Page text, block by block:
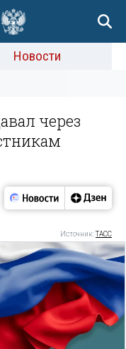
Новости
через
Источник:ТАСС